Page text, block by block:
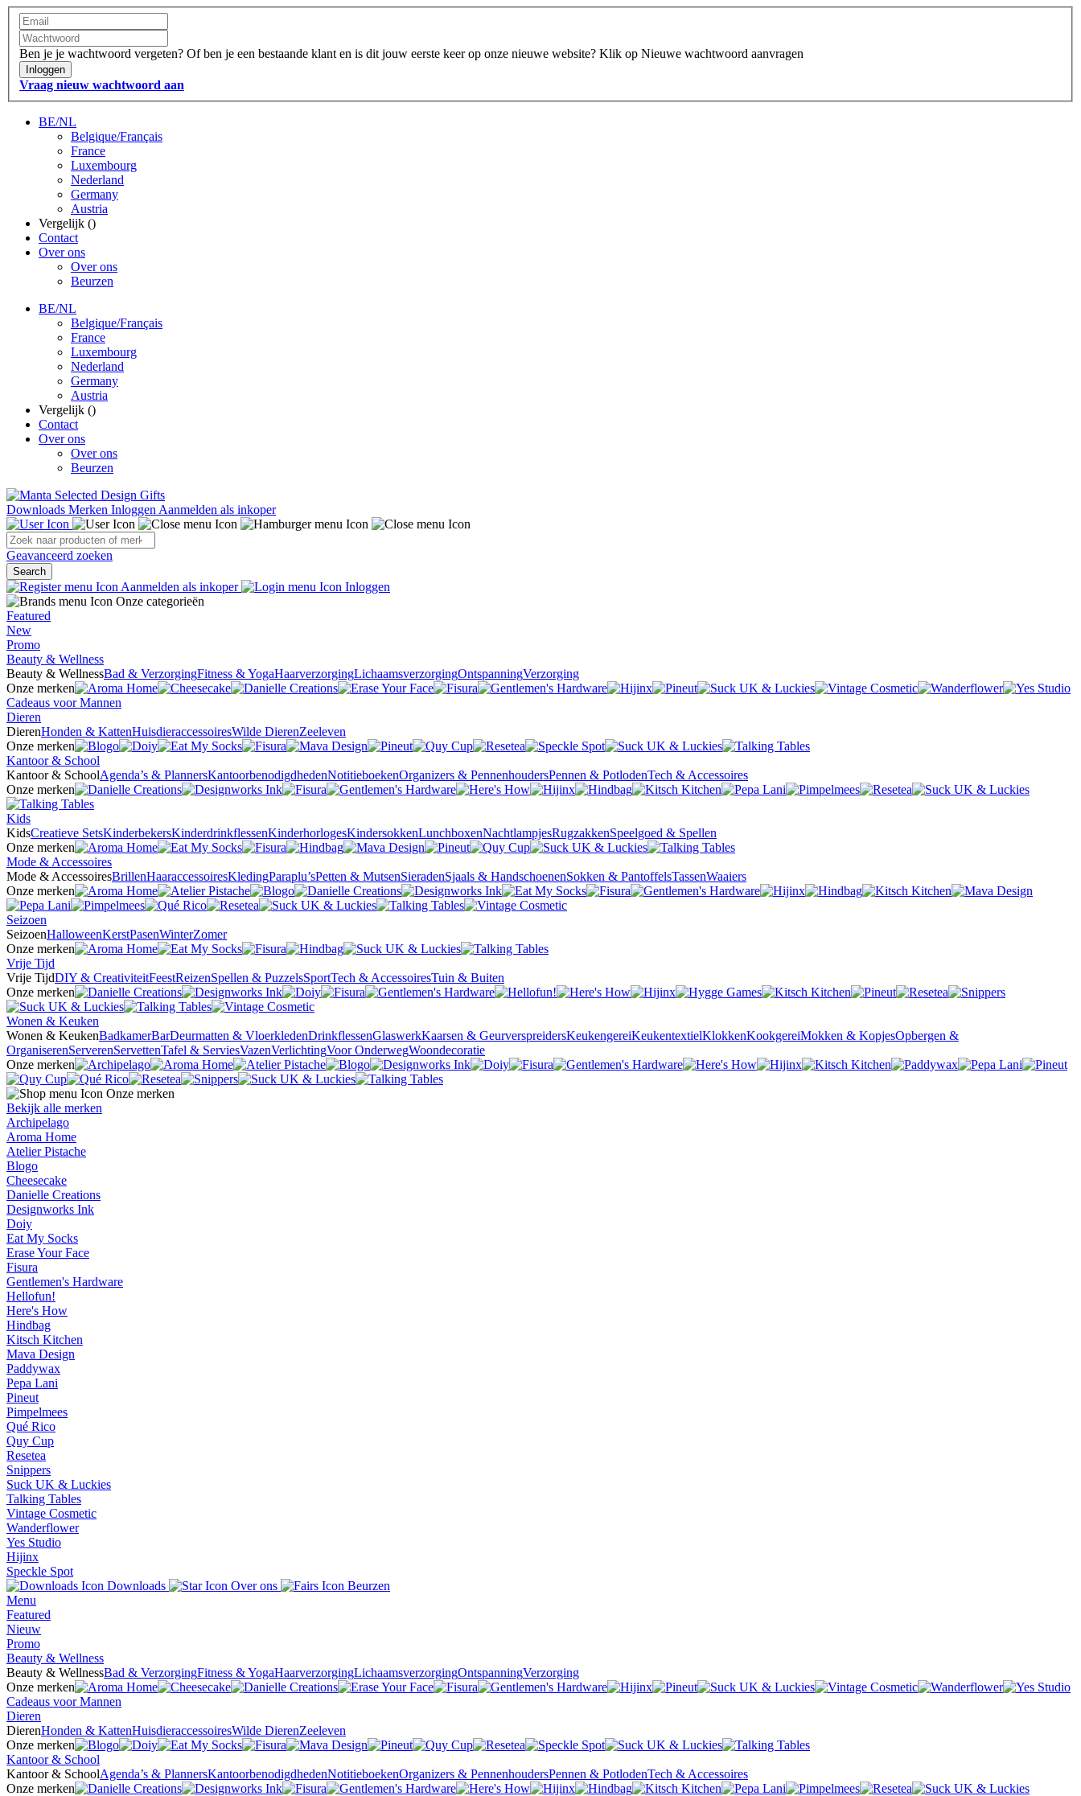
Ben je je wachtwoord vergeten? Of ben je een bestaande klant en is dit jouw eerste keer op onze nieuwe website? Klik op Nieuwe wachtwoord aanvragen
Inloggen
Vraag nieuw wachtwoord aan
BE/NL
Belgique/Français
France
Luxembourg
Nederland
Germany
Austria
Vergelijk ()
Contact
Over ons
Over ons
Beurzen
BE/NL
Belgique/Français
France
Luxembourg
Nederland
Germany
Austria
Vergelijk ()
Contact
Over ons
Over ons
Beurzen
Downloads Merken Inloggen Aanmelden als inkoper
Geavanceerd zoeken
Search
Aanmelden als inkoper
Inloggen
Onze categorieën
Featured
New
Promo
Beauty & Wellness
Beauty & WellnessBad & VerzorgingFitness & YogaHaarverzorgingLichaamsverzorgingOntspanningVerzorging
Onze merken
Cadeaus voor Mannen
Dieren
DierenHonden & KattenHuisdieraccessoiresWilde DierenZeeleven
Onze merken
Kantoor & School
Kantoor & SchoolAgenda’s & PlannersKantoorbenodigdhedenNotitieboekenOrganizers & PennenhoudersPennen & PotlodenTech & Accessoires
Onze merken
Kids
KidsCreatieve SetsKinderbekersKinderdrinkflessenKinderhorlogesKindersokkenLunchboxenNachtlampjesRugzakkenSpeelgoed & Spellen
Onze merken
Mode & Accessoires
Mode & AccessoiresBrillenHaaraccessoiresKledingParaplu’sPetten & MutsenSieradenSjaals & HandschoenenSokken & PantoffelsTassenWaaiers
Onze merken
Seizoen
SeizoenHalloweenKerstPasenWinterZomer
Onze merken
Vrije Tijd
Vrije TijdDIY & CreativiteitFeestReizenSpellen & PuzzelsSportTech & AccessoiresTuin & Buiten
Onze merken
Wonen & Keuken
Wonen & KeukenBadkamerBarDeurmatten & VloerkledenDrinkflessenGlaswerkKaarsen & GeurverspreidersKeukengereiKeukentextielKlokkenKookgereiMokken & KopjesOpbergen &
OrganiserenServerenServettenTafel & ServiesVazenVerlichtingVoor OnderwegWoondecoratie
Onze merken
Onze merken
Bekijk alle merken
Archipelago
Aroma Home
Atelier Pistache
Blogo
Cheesecake
Danielle Creations
Designworks Ink
Doiy
Eat My Socks
Erase Your Face
Fisura
Gentlemen's Hardware
Hellofun!
Here's How
Hindbag
Kitsch Kitchen
Mava Design
Paddywax
Pepa Lani
Pineut
Pimpelmees
Qué Rico
Quy Cup
Resetea
Snippers
Suck UK & Luckies
Talking Tables
Vintage Cosmetic
Wanderflower
Yes Studio
Hijinx
Speckle Spot
Downloads
Over ons
Beurzen
Menu
Featured
Nieuw
Promo
Beauty & Wellness
Beauty & WellnessBad & VerzorgingFitness & YogaHaarverzorgingLichaamsverzorgingOntspanningVerzorging
Onze merken
Cadeaus voor Mannen
Dieren
DierenHonden & KattenHuisdieraccessoiresWilde DierenZeeleven
Onze merken
Kantoor & School
Kantoor & SchoolAgenda’s & PlannersKantoorbenodigdhedenNotitieboekenOrganizers & PennenhoudersPennen & PotlodenTech & Accessoires
Onze merken